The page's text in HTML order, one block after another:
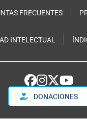
FRECUENTES
INTELECTUAL
DONACIONES